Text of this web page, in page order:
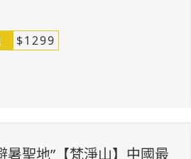
$1299
暑聖地”【梵淨山】中國最